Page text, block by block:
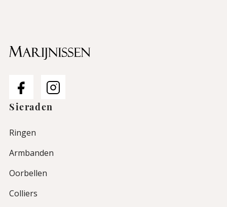
Sieraden
Ringen
Armbanden
Oorbellen
Colliers